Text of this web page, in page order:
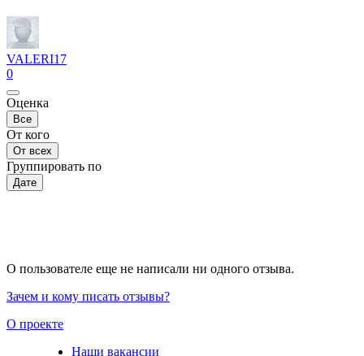
VALERI17
0
Оценка
Все
От кого
От всех
Группировать по
Дате
О пользователе еще не написали ни одного отзыва.
Зачем и кому писать отзывы?
О проекте
Наши вакансии